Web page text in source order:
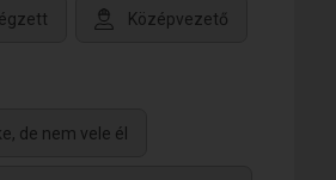
Középvezető
de nem vele él